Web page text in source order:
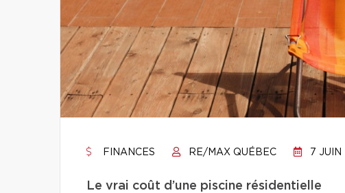
FINANCES RE/MAX QUÉBEC 7 JUIN
Le vrai coût d’une piscine résidentielle